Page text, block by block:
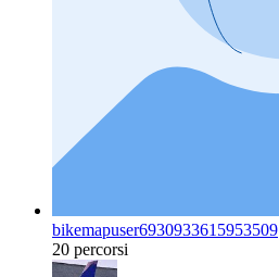
bikemapuser6930933615953509
20 percorsi